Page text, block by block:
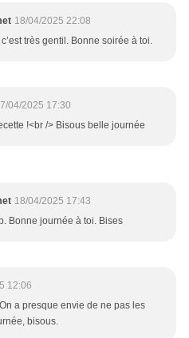
18/04/2025 22:08
très gentil. Bonne soirée à toi.
04/2025 17:30
!<br /> Bisous belle journée
18/04/2025 17:43
Bonne journée à toi. Bises
12:06
a presque envie de ne pas les
bisous.